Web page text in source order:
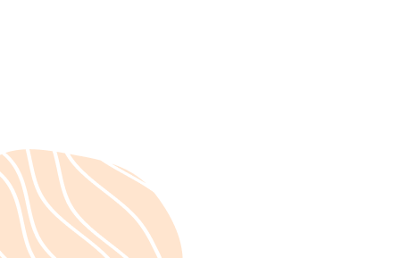
Les week-ends
d'introduction au travail
corporel